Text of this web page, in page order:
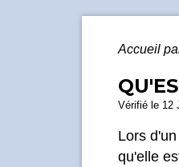
Accueil
Vérifié le 12
Lors
qu'elle